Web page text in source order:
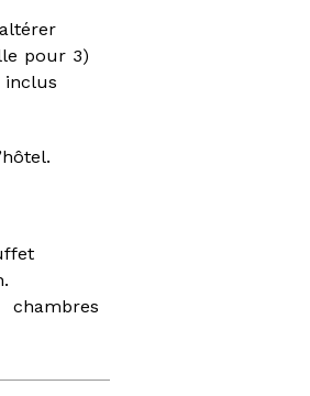
pour 3)
inclus